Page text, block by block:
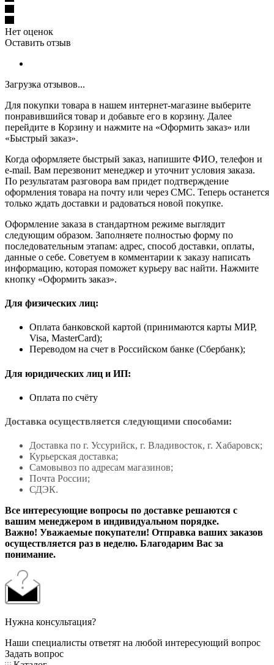
Нет оценок
Оставить отзыв
Загрузка отзывов...
Для покупки товара в нашем интернет-магазине выберите
понравившийся товар и добавьте его в корзину. Далее
перейдите в Корзину и нажмите на «Оформить заказ» или
«Быстрый заказ».
Когда оформляете быстрый заказ, напишите ФИО, телефон и
e-mail. Вам перезвонит менеджер и уточнит условия заказа.
По результатам разговора вам придет подтверждение
оформления товара на почту или через СМС. Теперь останется
только ждать доставки и радоваться новой покупке.
Оформление заказа в стандартном режиме выглядит
следующим образом. Заполняете полностью форму по
последовательным этапам: адрес, способ доставки, оплаты,
данные о себе. Советуем в комментарии к заказу написать
информацию, которая поможет курьеру вас найти. Нажмите
кнопку «Оформить заказ».
Для физических лиц:
Оплата банковской картой (принимаются карты МИР,
Visa, MasterCard);
Переводом на счет в Российском банке (Сбербанк);
Для юридических лиц и ИП:
Оплата по счёту
Доставка осуществляется следующими способами:
Доставка по г. Уссурийск, г. Владивосток, г. Хабаровск;
Курьерская доставка;
Самовывоз по адресам магазинов;
Почта России;
СДЭК.
Все интересующие вопросы по доставке решаются с
вашим менеджером в индивидуальном порядке.
Важно! Уважаемые покупатели! Отправка ваших заказов
осуществляется раз в неделю. Благодарим Вас за
понимание.
Нужна консультация?
Наши специалисты ответят на любой интересующий вопрос
Задать вопрос